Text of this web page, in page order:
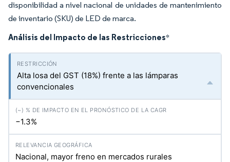
disponibilidad a nivel nacional de unidades de mantenimiento
de inventario (SKU) de LED de marca.
Análisis del Impacto de las Restricciones*
Alta losa del GST (18%) frente a las lámparas
convencionales
−1.3%
Nacional, mayor freno en mercados rurales